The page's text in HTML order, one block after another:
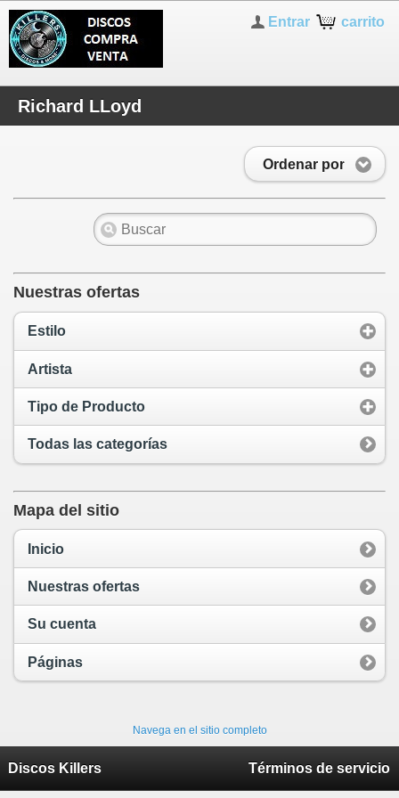
carrito
Entrar
Richard LLoyd
Ordenar por
Nuestras ofertas
Estilo
Artista
Tipo de Producto
Todas las categorías
Mapa del sitio
Inicio
Nuestras ofertas
Su cuenta
Páginas
Navega en el sitio completo
Discos Killers Términos de servicio